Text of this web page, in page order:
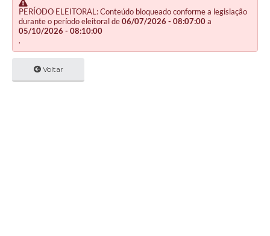
PERÍODO ELEITORAL: Conteúdo bloqueado conforme a legislação
durante o período eleitoral de06/07/2026 - 08:07:00a
05/10/2026 - 08:10:00
.
Voltar